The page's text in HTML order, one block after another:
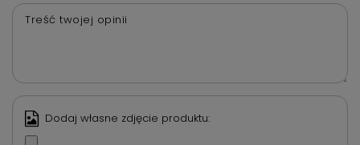
Treść twojej opinii
Dodaj własne zdjęcie produktu: